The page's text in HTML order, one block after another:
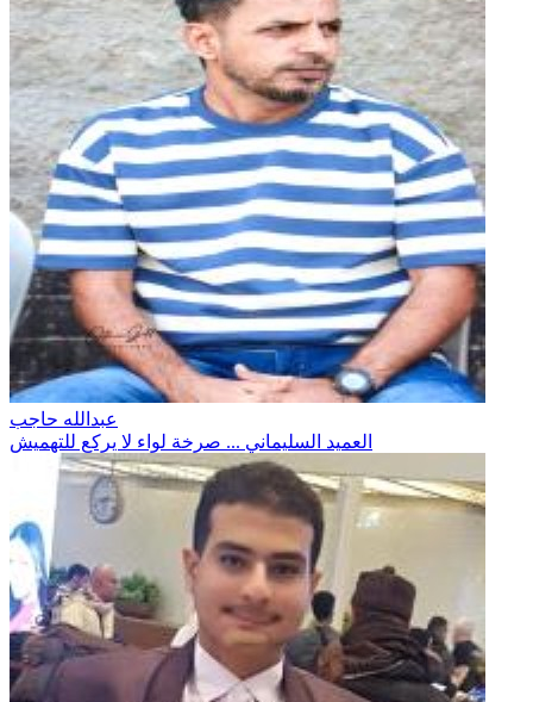
عبدالله حاجب
العميد السليماني ... صرخة لواء لا يركع للتهميش